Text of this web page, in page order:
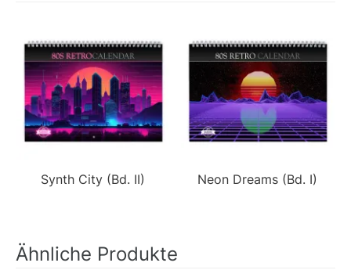
Synth City (Bd. II) Neon Dreams (Bd. I)
Ähnliche Produkte